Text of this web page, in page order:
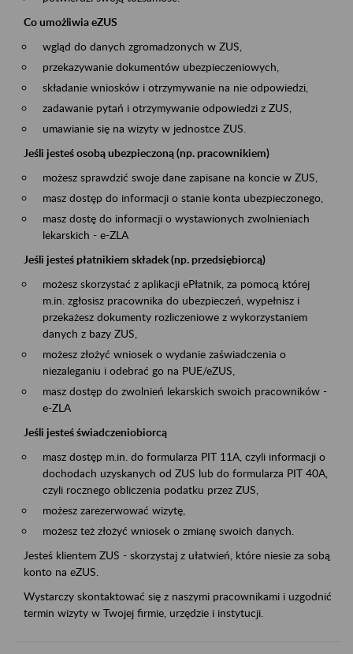
Co umożliwia eZUS
wgląd do danych zgromadzonych w ZUS,
przekazywanie dokumentów ubezpieczeniowych,
składanie wniosków i otrzymywanie na nie odpowiedzi,
zadawanie pytań i otrzymywanie odpowiedzi z ZUS,
umawianie się na wizyty w jednostce ZUS.
Jeśli jesteś osobą ubezpieczoną (np. pracownikiem)
możesz sprawdzić swoje dane zapisane na koncie w ZUS,
masz dostęp do informacji o stanie konta ubezpieczonego,
masz dostę do informacji o wystawionych zwolnieniach
lekarskich - e-ZLA
Jeśli jesteś płatnikiem składek (np. przedsiębiorcą)
możesz skorzystać z aplikacji ePłatnik, za pomocą której
m.in. zgłosisz pracownika do ubezpieczeń, wypełnisz i
przekażesz dokumenty rozliczeniowe z wykorzystaniem
danych z bazy ZUS,
możesz złożyć wniosek o wydanie zaświadczenia o
niezaleganiu i odebrać go na PUE/eZUS,
masz dostęp do zwolnień lekarskich swoich pracowników -
e-ZLA
Jeśli jesteś świadczeniobiorcą
masz dostęp m.in. do formularza PIT 11A, czyli informacji o
dochodach uzyskanych od ZUS lub do formularza PIT 40A,
czyli rocznego obliczenia podatku przez ZUS,
możesz zarezerwować wizytę,
możesz też złożyć wniosek o zmianę swoich danych.
Jesteś klientem ZUS - skorzystaj z ułatwień, które niesie za sobą
konto na eZUS.
Wystarczy skontaktować się z naszymi pracownikami i uzgodnić
termin wizyty w Twojej firmie, urzędzie i instytucji.